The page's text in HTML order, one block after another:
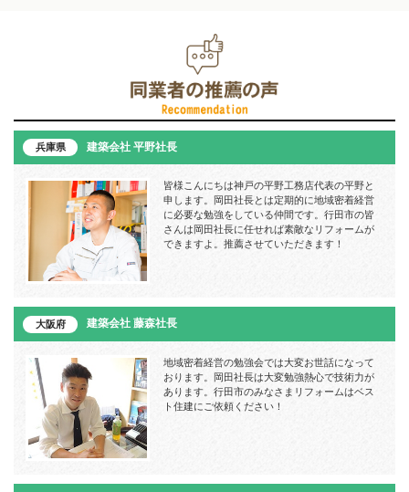
兵庫県 建築会社 平野社長
皆様こんにちは神戸の平野工務店代表の平野と
申します。岡田社長とは定期的に地域密着経営
に必要な勉強をしている仲間です。行田市の皆
さんは岡田社長に任せれば素敵なリフォームが
できますよ。推薦させていただきます！
大阪府 建築会社 藤森社長
地域密着経営の勉強会では大変お世話になって
おります。岡田社長は大変勉強熱心で技術力が
あります。行田市のみなさまリフォームはベス
ト住建にご依頼ください！